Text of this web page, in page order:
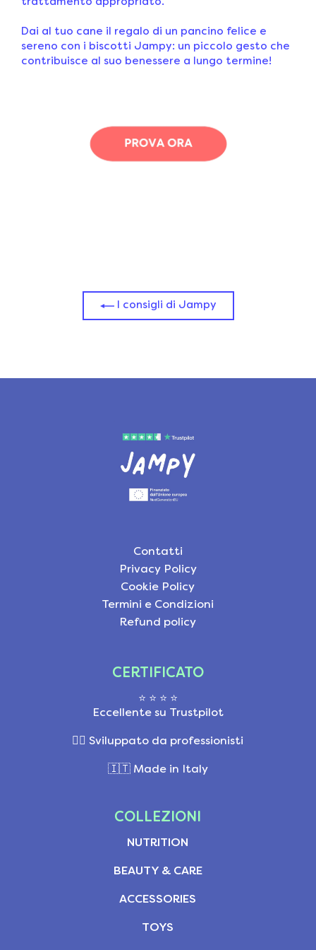
trattamento appropriato.
Dai al tuo cane il regalo di un pancino felice e
sereno con i biscotti Jampy: un piccolo gesto che
contribuisce al suo benessere a lungo termine!
I consigli di Jampy
Contatti
Privacy Policy
Cookie Policy
Termini e Condizioni
Refund policy
CERTIFICATO
⭐ ⭐ ⭐ ⭐
Eccellente su Trustpilot
👩‍⚕️ Sviluppato da professionisti
🇮🇹 Made in Italy
COLLEZIONI
NUTRITION
BEAUTY & CARE
ACCESSORIES
TOYS